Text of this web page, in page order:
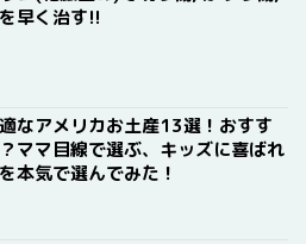
早く治す!!
なアメリカお土産13選！おすす
ママ目線で選ぶ、キッズに喜ばれ
本気で選んでみた！